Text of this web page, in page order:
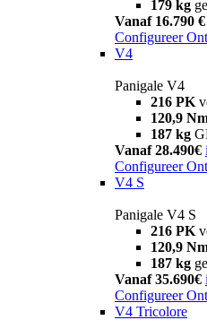
179 kg
Vanaf 16.790 €
Configureer
V4
Panigale V4
216 PK
120,9
187 kg
Vanaf 28.490€ i
Configureer
V4 S
Panigale V4 S
216 PK
120,9
187 kg
Vanaf 35.690€ i
Configureer
V4 Tricolore